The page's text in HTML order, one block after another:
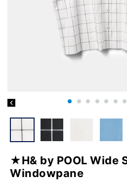
★H& by POOL Wide
Windowpane